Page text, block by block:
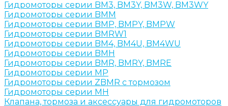
Гидромоторы серии BM3, BM3Y, BM3W, BM3WY
Гидромоторы серии BMM
Гидромоторы серии BMP, BMPY, BMPW
Гидромоторы серии BMRW1
Гидромоторы серии BМ4, BM4U, BМ4WU
Гидромоторы серии BМH
Гидромоторы серии BМR, BMRY, BМRE
Гидромоторы серии MP
Гидромоторы серии ZBMR с тормозом
Гидромоторы серии МH
Клапана, тормоза и аксессуары для гидромоторов